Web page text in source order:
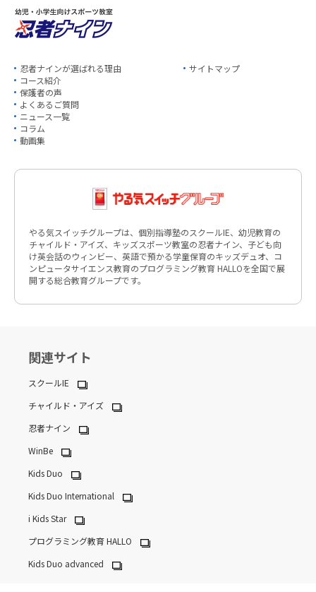
忍者ナインが選ばれる理由
コース紹介
保護者の声
よくあるご質問
ニュース一覧
コラム
動画集
サイトマップ
やる気スイッチグループは、個別指導塾のスクールIE、幼児教育の
チャイルド・アイズ、キッズスポーツ教室の忍者ナイン、子ども向
け英会話のウィンビー、英語で預かる学童保育のキッズデュオ、コ
ンピュータサイエンス教育のプログラミング教育 HALLOを全国で展
開する総合教育グループです。
関連サイト
スクールIE
チャイルド・アイズ
忍者ナイン
WinBe
Kids Duo
Kids Duo International
i Kids Star
プログラミング教育 HALLO
Kids Duo advanced